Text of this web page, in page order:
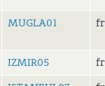
MUGLA01
IZMIR05